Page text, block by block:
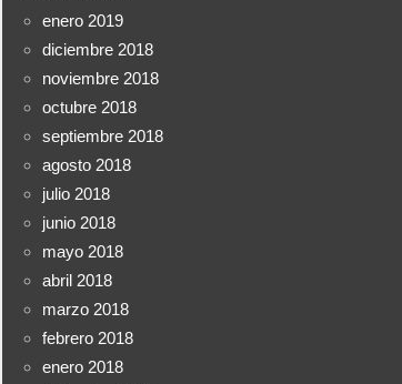
enero 2019
diciembre 2018
noviembre 2018
octubre 2018
septiembre 2018
agosto 2018
julio 2018
junio 2018
mayo 2018
abril 2018
marzo 2018
febrero 2018
enero 2018